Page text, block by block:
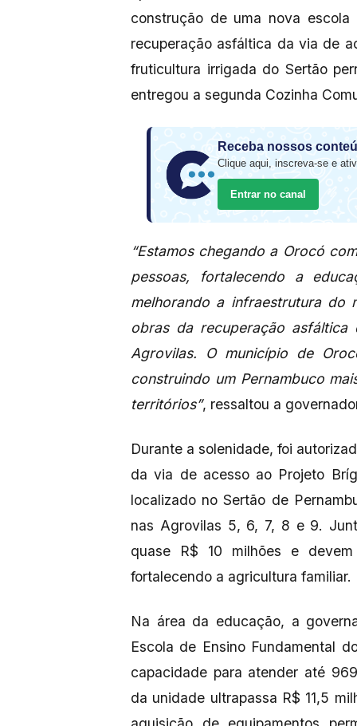
construção de uma nova
recuperação asfáltica da via de
fruticultura irrigada do Sertão
entregou a segunda Cozinha
Receba nossos
Clique aqui, inscreva-se e
Entrar no canal
“Estamos chegando a Orocó
pessoas, fortalecendo a
melhorando a infraestrutura do
obras da recuperação
Agrovilas. O município de
construindo um Pernambuco
territórios”, ressaltou a
Durante a solenidade, foi
da via de acesso ao Projeto
localizado no Sertão de
nas Agrovilas 5, 6, 7, 8 e 9.
quase R$ 10 milhões e
fortalecendo a agricultura familiar.
Na área da educação, a
Escola de Ensino Fundamental
capacidade para atender até
da unidade ultrapassa R$ 11,5